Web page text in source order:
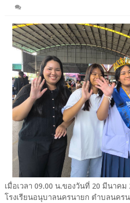
เมื่อเวลา 09.00 น.ของวันที่ 20 มีนาค
โรงเรียนอนุบาลนครนายก ตำบลนคร